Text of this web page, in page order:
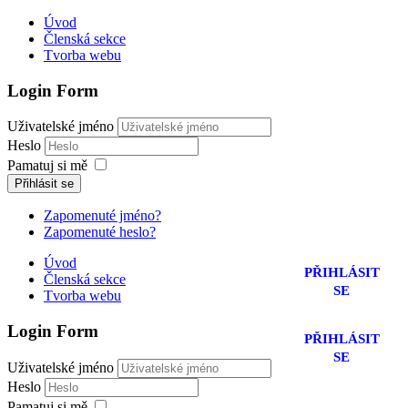
Úvod
Členská sekce
Tvorba webu
Login Form
Uživatelské jméno
Heslo
Pamatuj si mě
Přihlásit se
Zapomenuté jméno?
Zapomenuté heslo?
PŘIHLÁSIT
SE
Úvod
Členská sekce
Tvorba webu
PŘIHLÁSIT
SE
Login Form
Uživatelské jméno
Heslo